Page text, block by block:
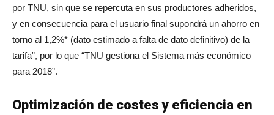
por TNU, sin que se repercuta en sus productores adheridos,
y en consecuencia para el usuario final supondrá un ahorro en
torno al 1,2%* (dato estimado a falta de dato definitivo) de la
tarifa”, por lo que “TNU gestiona el Sistema más económico
para 2018”.
Optimización de costes y eficiencia en